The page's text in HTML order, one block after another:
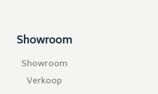
Showroom
Showroom
Verkoop